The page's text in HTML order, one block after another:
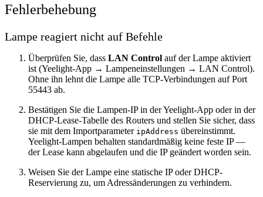
Fehlerbehebung
Lampe reagiert nicht auf Befehle
Überprüfen Sie, dass LAN Control auf der Lampe aktiviert
ist (Yeelight-App → Lampeneinstellungen → LAN Control).
Ohne ihn lehnt die Lampe alle TCP-Verbindungen auf Port
55443 ab.
Bestätigen Sie die Lampen-IP in der Yeelight-App oder in der
DHCP-Lease-Tabelle des Routers und stellen Sie sicher, dass
sie mit dem Importparameter ipAddress übereinstimmt.
Yeelight-Lampen behalten standardmäßig keine feste IP —
der Lease kann abgelaufen und die IP geändert worden sein.
Weisen Sie der Lampe eine statische IP oder DHCP-
Reservierung zu, um Adressänderungen zu verhindern.